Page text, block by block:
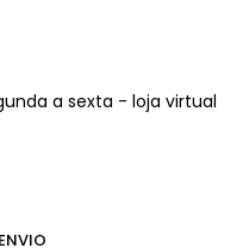
a sexta - loja virtual